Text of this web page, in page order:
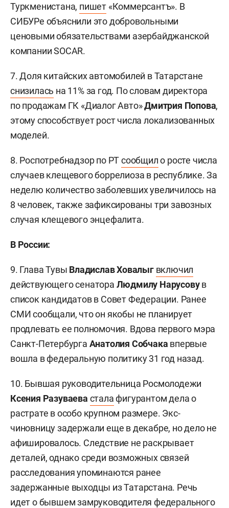
Туркменистана, пишет «Коммерсантъ». В
СИБУРе объяснили это добровольными
ценовыми обязательствами азербайджанской
компании SOCAR.
7. Доля китайских автомобилей в Татарстане
снизилась на 11% за год. По словам директора
по продажам ГК «Диалог Авто»Дмитрия Попова,
этому способствует рост числа локализованных
моделей.
8. Роспотребнадзор по РТсообщило росте числа
случаев клещевого боррелиоза в республике. За
неделю количество заболевших увеличилось на
8 человек, также зафиксированы три завозных
случая клещевого энцефалита.
В России:
9. Глава Тувы Владислав Ховалыг включил
действующего сенатора Людмилу Нарусовув
список кандидатов в Совет Федерации. Ранее
СМИ сообщали, что он якобы не планирует
продлевать ее полномочия. Вдова первого мэра
Санкт-Петербурга Анатолия Собчака впервые
вошла в федеральную политику 31 год назад.
10. Бывшая руководительница Росмолодежи
Ксения Разуваева стала фигурантом дела о
растрате в особо крупном размере. Экс-
чиновницу задержали еще в декабре, но дело не
афишировалось. Следствие не раскрывает
деталей, однако среди возможных связей
расследования упоминаются ранее
задержанные выходцы из Татарстана. Речь
идет о бывшем замруководителя федерального